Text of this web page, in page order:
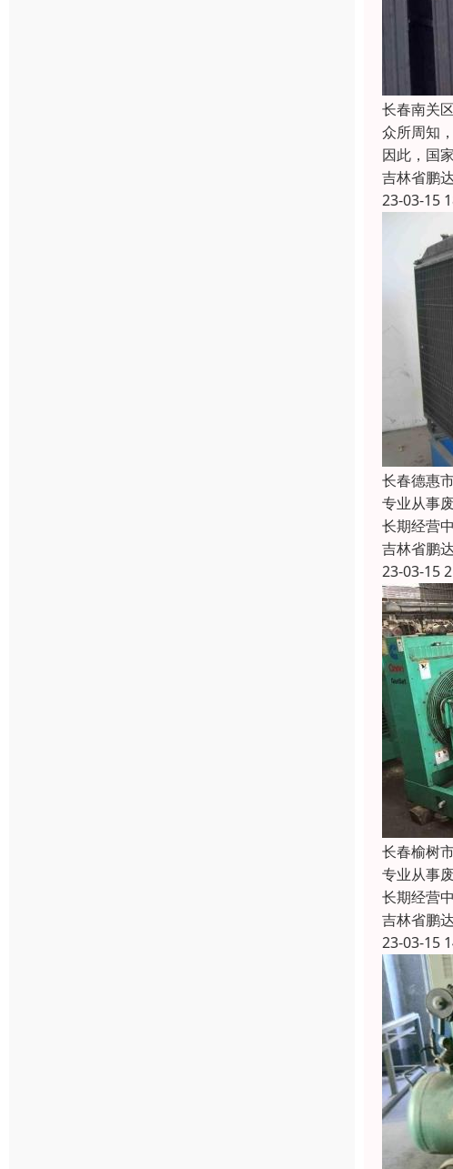
长春南关
众所周知
因此，国
吉林省鹏
23-03-15
长春德惠
专业从事
长期经营
吉林省鹏
23-03-15
长春榆树
专业从事
长期经营
吉林省鹏
23-03-15